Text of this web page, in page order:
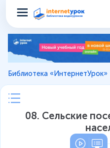
Библиотека «ИнтернетУрок»
08. Сельские